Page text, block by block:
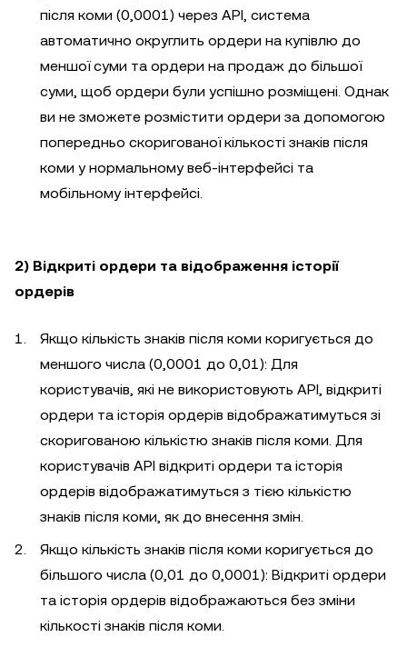
після коми (0,0001) через API, система
автоматично округлить ордери на купівлю до
меншої суми та ордери на продаж до більшої
суми, щоб ордери були успішно розміщені. Однак
ви не зможете розмістити ордери за допомогою
попередньо скоригованої кількості знаків після
коми у нормальному веб-інтерфейсі та
мобільному інтерфейсі.
2) Відкриті ордери та відображення історії
ордерів
Якщо кількість знаків після коми коригується до
меншого числа (0,0001 до 0,01): Для
користувачів, які не використовують API, відкриті
ордери та історія ордерів відображатимуться зі
скоригованою кількістю знаків після коми. Для
користувачів API відкриті ордери та історія
ордерів відображатимуться з тією кількістю
знаків після коми, як до внесення змін.
Якщо кількість знаків після коми коригується до
більшого числа (0,01 до 0,0001): Відкриті ордери
та історія ордерів відображаються без зміни
кількості знаків після коми.